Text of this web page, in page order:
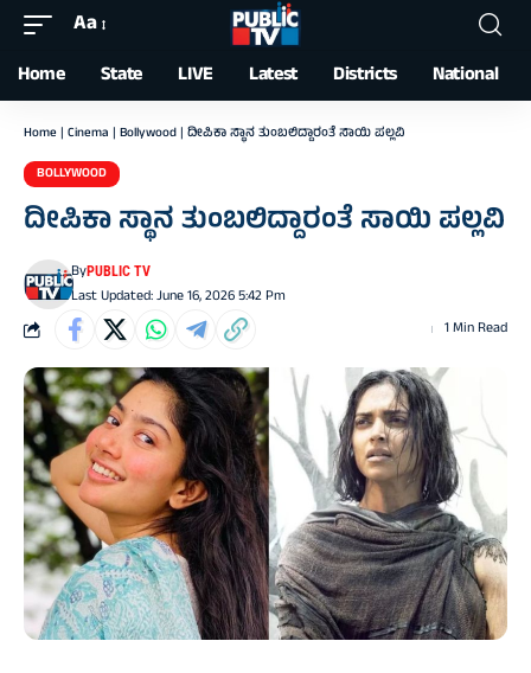
Font
Resizer
Aa
Home State LIVE Latest Districts National
Home | Cinema | Bollywood | ದೀಪಿಕಾ ಸ್ಥಾನ ತುಂಬಲಿದ್ದಾರಂತೆ ಸಾಯಿ ಪಲ್ಲವಿ
BOLLYWOOD
ದೀಪಿಕಾ ಸ್ಥಾನ ತುಂಬಲಿದ್ದಾರಂತೆ ಸಾಯಿ ಪಲ್ಲವಿ
Last Updated: June 16, 2026 5:42 Pm
ByPUBLIC TV
1 Min Read